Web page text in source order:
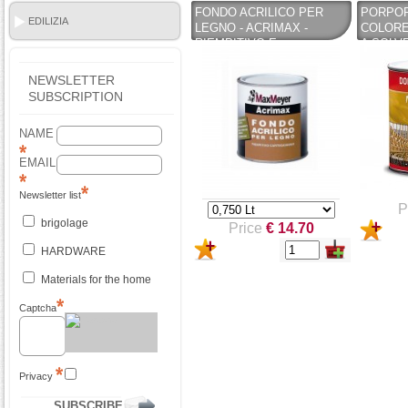
EDILIZIA
NEWSLETTER
SUBSCRIPTION
NAME
EMAIL
Newsletter list
brigolage
HARDWARE
Materials for the home
Captcha
Privacy
FONDO ACRILICO PER
LEGNO - ACRIMAX -
RIEMPITIVO E
Price € 14.70
A
ALL'USO